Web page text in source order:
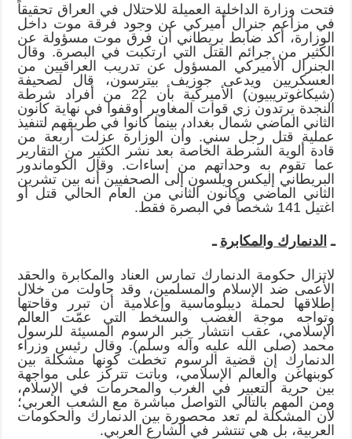
فتحت وزارة الداخلية العميلة للاحتلال في العراق تحقيقاً
في مزاعم جنرال أميركي عن وجود فرقة موت داخل
الوزارة، أكد ضابط بريطاني أن فرق موت مسؤولة عن
الكثير من جرائم القتل التي ارتكبت في البصرة. وقال
الجنرال الأميركي المسؤول عن تدريب العراقيين من
العسكريين ويدعى جوزيف بيترسون، قال لصحيفة
(شيكاغوتريبيون) الأميركية بأن 22 من أفراد شرطة
النجدة يرتدون زي قوات المغاوير أوقفوا في نهاية كانون
الثاني الماضي شمال بغداد، بينما كانوا في طريقهم لتنفيذ
عملية قتل رجل سني. وأن الوزارة عزلت أربعة من
قادة ألوية الشرطة الخاصة بعد نشر الكثير من التقارير
عما تقوم به وحداتهم من إساءات. وقال الكوماندور
البريطاني إليكس ويلسون إلى الصحفيين أنه بين تشرين
الثاني الماضي وكانون الثاني من العام الحالي قتل أو
اغتيل 141 شخصاً في البصرة فقط.
ـ الدنمارك والمكابرة ـ
لاتزال حكومة الدنمارك تمارس العناد والمكابرة والحقد
الأعمى ضد الإسلام والمسلمين، وقد حاولت من خلال
إطلاقها لحملة ديبلوماسية وإعلامية أن تبرر وقاحتها
وتواجه موجة الغضب والسخط التي عمّت العالم
الإسلامي، عقب انتشار خبر الرسوم المسيئة للرسول
محمد (صلى الله عليه وآله وسلم). وقال رئيس وزراء
الدنمارك إن قضية الرسوم تخطت كونها مشكلة بين
كوبنهاغن والعالم الإسلامي، وباتت تتركز على مواجهة
بين حرية التعبير في الغرب والمحرمات في الإسلام،
ومن المهم بالتالي التواصل مباشرة مع الشعب العربي؛
لأن المشكلة لم تعد محصورة بين الدنمارك والحكومات
العربية، بل هي تنتشر في الشارع العربي.